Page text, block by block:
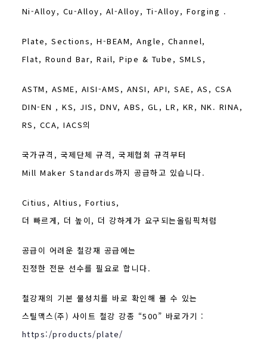
Ni-Alloy, Cu-Alloy, Al-Alloy, Ti-Alloy, Forging .
Plate, Sections, H-BEAM, Angle, Channel,
Flat, Round Bar, Rail, Pipe & Tube, SMLS,
ASTM, ASME, AISI-AMS, ANSI, API, SAE, AS, CSA
DIN-EN , KS, JIS, DNV, ABS, GL, LR, KR, NK. RINA,
RS, CCA, IACS의
국가규격, 국제단체 규격, 국제협회 규격부터
Mill Maker Standards까지 공급하고 있습니다.
Citius, Altius, Fortius,
더 빠르게, 더 높이, 더 강하게가 요구되는올림픽처럼
공급이 어려운 철강재 공급에는
진정한 전문 선수를 필요로 합니다.
철강재의 기본 물성치를 바로 확인해 볼 수 있는
스틸맥스(주) 사이트 철강 강종 “500” 바로가기 :
https:/products/plate/